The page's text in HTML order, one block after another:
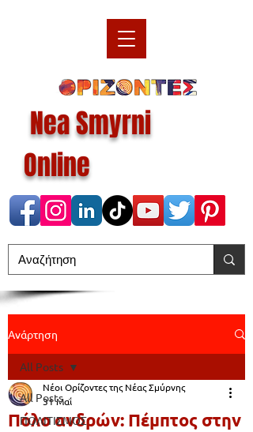
Nea Smyrni
Online
Ανάρτηση
All Posts
ΠΟΛΙΤΙΣΜΟΣ
All Posts
Πόλο ανδρών: Πέμπτος στην
Νέοι Ορίζοντες της Νέας Σμύρνης
31 Μαΐ